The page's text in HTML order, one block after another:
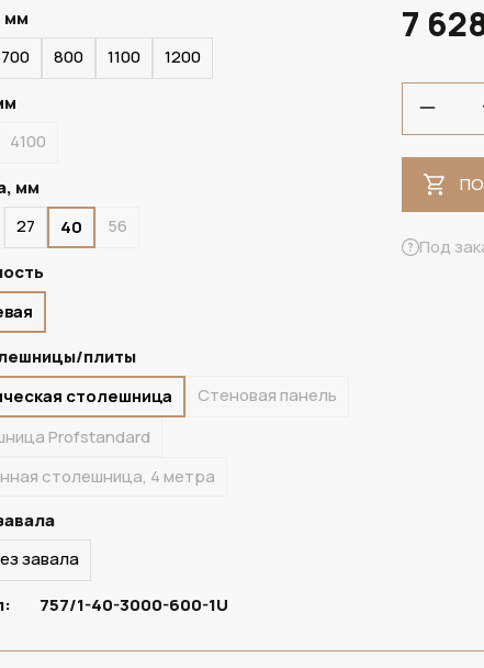
мм
700 800 1100
1200
4100
мм
27 40
56
плиты
столешница
Стеновая панель
Profstandard
столешница, 4 метра
завала
757/1-40-3000-600-1U
7
Под